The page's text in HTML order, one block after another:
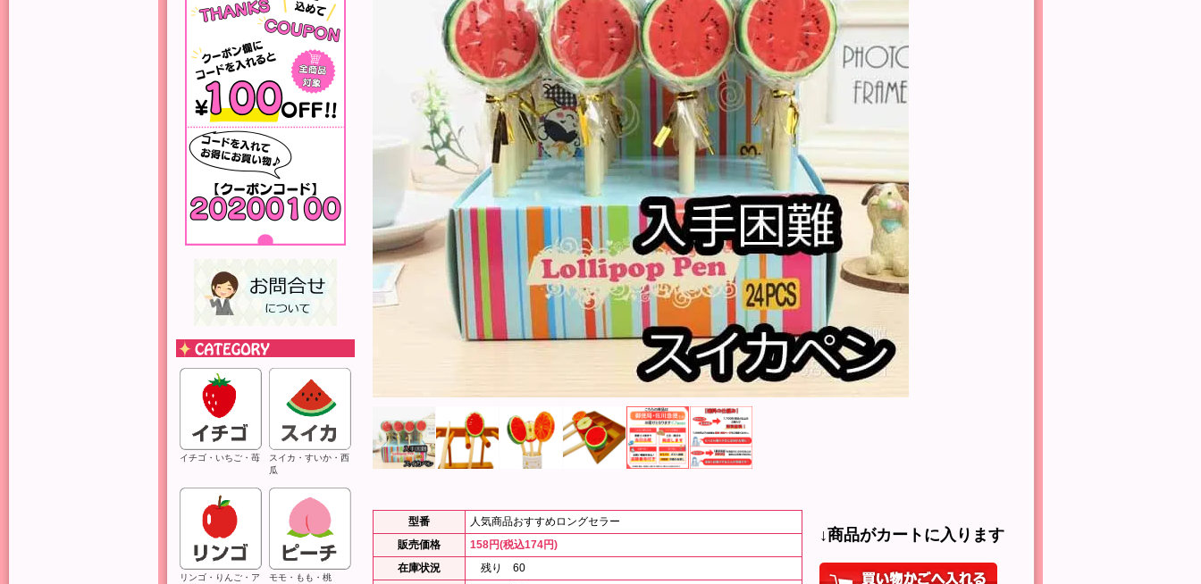
イチゴ・いちご・苺
スイカ・すいか・西
瓜
リンゴ・りんご・ア
モモ・もも・桃
型番
人気商品おすすめロングセラー
販売価格
158円(税込174円)
在庫状況
残り 60
↓商品がカートに入ります